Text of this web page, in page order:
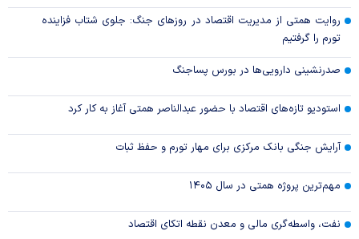
روایت همتی از مدیریت اقتصاد در روزهای جنگ: جلوی شتاب فزاینده
تورم را گرفتیم
صدرنشینی دارویی‌ها در بورس پساجنگ
استودیو تازه‌های اقتصاد با حضور عبدالناصر همتی آغاز به کار کرد
آرایش جنگی بانک مرکزی برای مهار تورم و حفظ ثبات
مهم‌ترین پروژه همتی در سال ۱۴۰۵
نفت، واسطه‌گری مالی و معدن نقطه اتکای اقتصاد